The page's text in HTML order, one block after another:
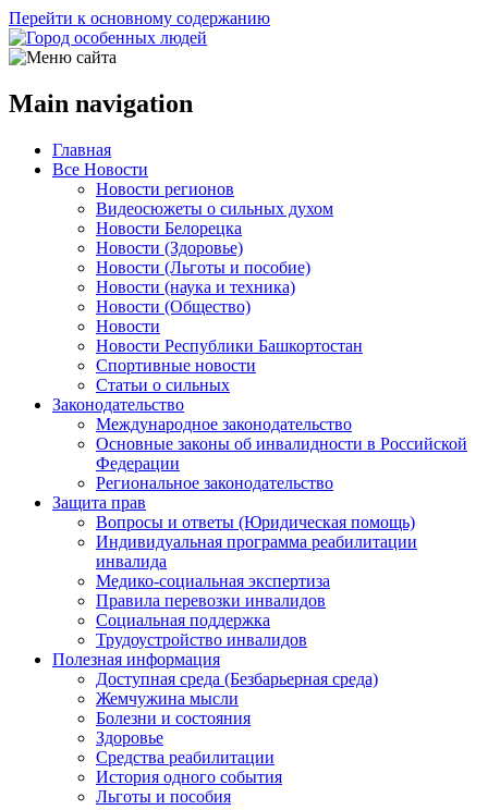
Перейти к основному содержанию
Main navigation
Главная
Все Новости
Новости регионов
Видеосюжеты о сильных духом
Новости Белорецка
Новости (Здоровье)
Новости (Льготы и пособие)
Новости (наука и техника)
Новости (Общество)
Новости
Новости Республики Башкортостан
Спортивные новости
Статьи о сильных
Законодательство
Международное законодательство
Основные законы об инвалидности в Российской
Федерации
Региональное законодательство
Защита прав
Вопросы и ответы (Юридическая помощь)
Индивидуальная программа реабилитации
инвалида
Медико-социальная экспертиза
Правила перевозки инвалидов
Социальная поддержка
Трудоустройство инвалидов
Полезная информация
Доступная среда (Безбарьерная среда)
Жемчужина мысли
Болезни и состояния
Здоровье
Средства реабилитации
История одного события
Льготы и пособия